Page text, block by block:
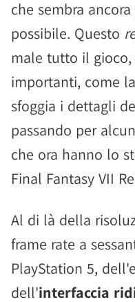
che sembra
possibile. Questo
male tutto il
importanti, come
sfoggia i dettagli
passando per
che ora hanno lo
Final Fantasy VII
Al di là della
frame rate a
PlayStation 5,
dell'interfaccia